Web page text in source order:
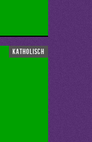
katholisch